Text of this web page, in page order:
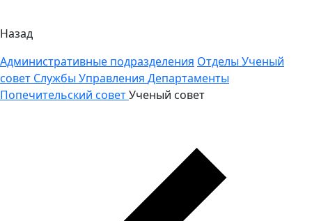
Назад
Административные подразделения Отделы Ученый
совет Службы Управления Департаменты
Попечительский советУченый совет